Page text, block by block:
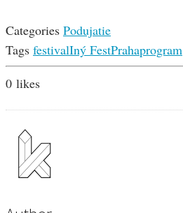
Categories Podujatie
Tags festivalIný FestPrahaprogram
0 likes